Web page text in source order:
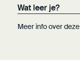
Wat leer je?
Meer info over